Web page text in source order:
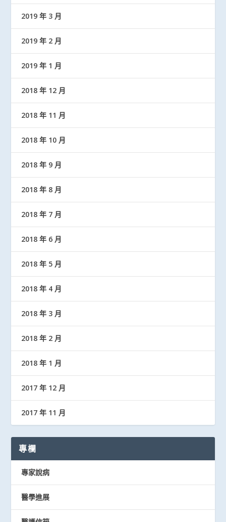
2019 年 3 月
2019 年 2 月
2019 年 1 月
2018 年 12 月
2018 年 11 月
2018 年 10 月
2018 年 9 月
2018 年 8 月
2018 年 7 月
2018 年 6 月
2018 年 5 月
2018 年 4 月
2018 年 3 月
2018 年 2 月
2018 年 1 月
2017 年 12 月
2017 年 11 月
專欄
專家說病
醫學進展